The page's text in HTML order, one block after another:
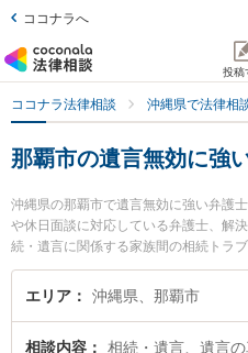
ココナラへ
投稿
ココナラ法律相談 沖縄県で法律相
那覇市の遺言無効に強
沖縄県の那覇市で遺言無効に強い弁護
や休日面談に対応している弁護士、解
続・遺言に関係する家族間の相続トラ
な分野での絞り込み検索もでき便利で
弁護士やアビリス法律事務所の上間 貞
エリア 沖縄県、那覇市
相談内容 相続・遺言、遺言